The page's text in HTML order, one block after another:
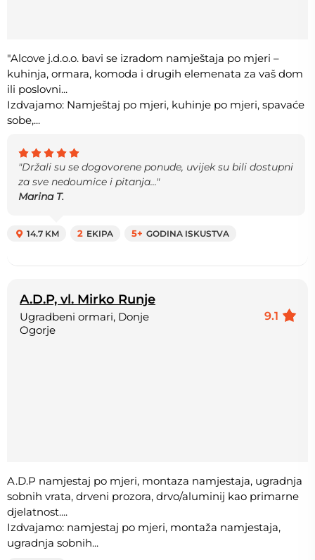
"Alcove j.d.o.o. bavi se izradom namještaja po mjeri –
kuhinja, ormara, komoda i drugih elemenata za vaš dom
ili poslovni...
Izdvajamo: Namještaj po mjeri, kuhinje po mjeri, spavaće
sobe,...
"Držali su se dogovorene ponude, uvijek su bili dostupni
za sve nedoumice i pitanja..."
Marina T.
14.7 KM 2 EKIPA 5+ GODINA ISKUSTVA
A.D.P, vl. Mirko Runje
9.1
Ugradbeni ormari, Donje
Ogorje
A.D.P namjestaj po mjeri, montaza namjestaja, ugradnja
sobnih vrata, drveni prozora, drvo/aluminij kao primarne
djelatnost....
Izdvajamo: namjestaj po mjeri, montaža namjestaja,
ugradnja sobnih...